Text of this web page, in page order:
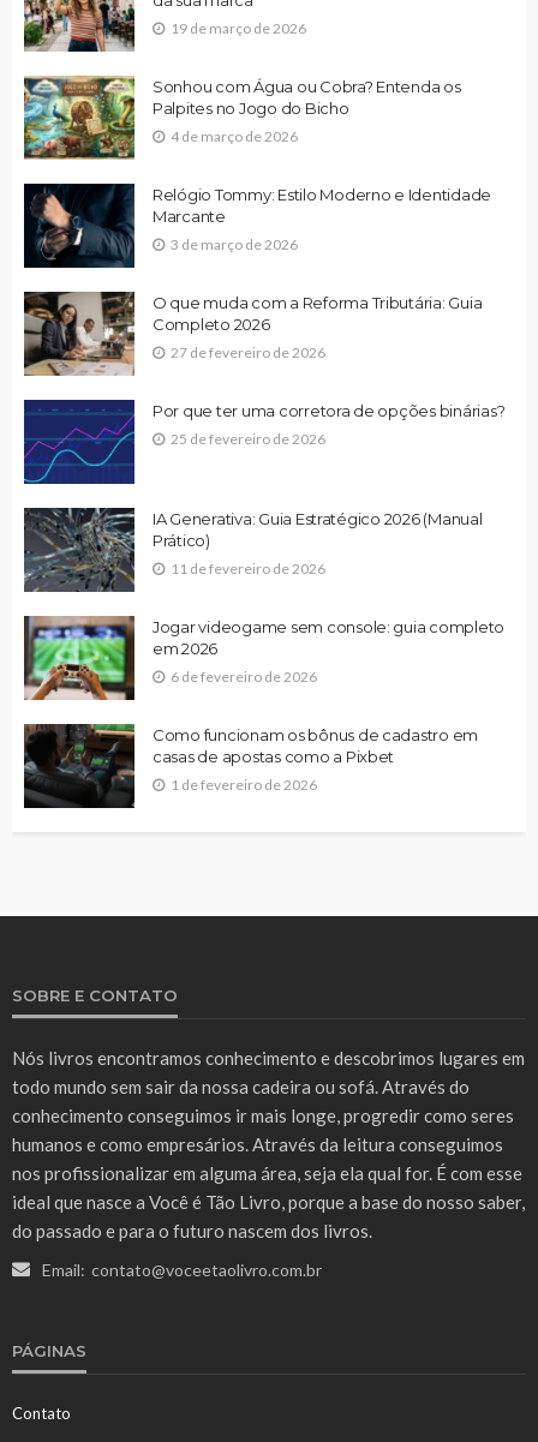
19 de março de 2026
Sonhou com Água ou Cobra? Entenda os
Palpites no Jogo do Bicho
4 de março de 2026
Relógio Tommy: Estilo Moderno e Identidade
Marcante
3 de março de 2026
O que muda com a Reforma Tributária: Guia
Completo 2026
27 de fevereiro de 2026
Por que ter uma corretora de opções binárias?
25 de fevereiro de 2026
IA Generativa: Guia Estratégico 2026 (Manual
Prático)
11 de fevereiro de 2026
Jogar videogame sem console: guia completo
em 2026
6 de fevereiro de 2026
Como funcionam os bônus de cadastro em
casas de apostas como a Pixbet
1 de fevereiro de 2026
SOBRE E CONTATO
Nós livros encontramos conhecimento e descobrimos lugares em
todo mundo sem sair da nossa cadeira ou sofá. Através do
conhecimento conseguimos ir mais longe, progredir como seres
humanos e como empresários. Através da leitura conseguimos
nos profissionalizar em alguma área, seja ela qual for. É com esse
ideal que nasce a Você é Tão Livro, porque a base do nosso saber,
do passado e para o futuro nascem dos livros.
Email: contato@voceetaolivro.com.br
PÁGINAS
Contato